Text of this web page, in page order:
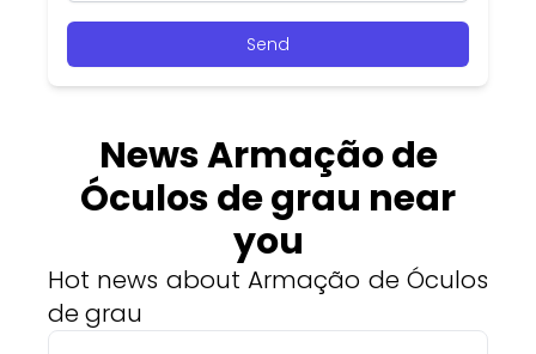
Send
News Armação de
Óculos de grau near
you
Hot news about Armação de Óculos
de grau